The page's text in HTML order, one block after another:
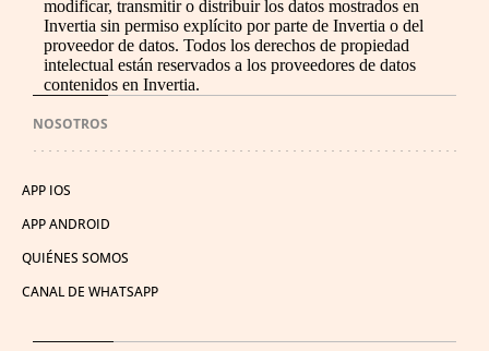
modificar, transmitir o distribuir los datos mostrados en
Invertia sin permiso explícito por parte de Invertia o del
proveedor de datos. Todos los derechos de propiedad
intelectual están reservados a los proveedores de datos
contenidos en Invertia.
NOSOTROS
APP IOS
APP ANDROID
QUIÉNES SOMOS
CANAL DE WHATSAPP